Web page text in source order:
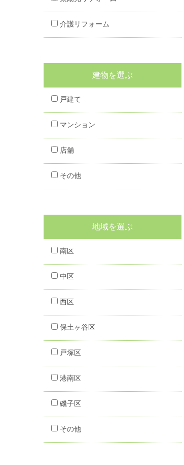
介護リフォーム
建物を選ぶ
戸建て
マンション
店舗
その他
地域を選ぶ
南区
中区
西区
保土ヶ谷区
戸塚区
港南区
磯子区
その他